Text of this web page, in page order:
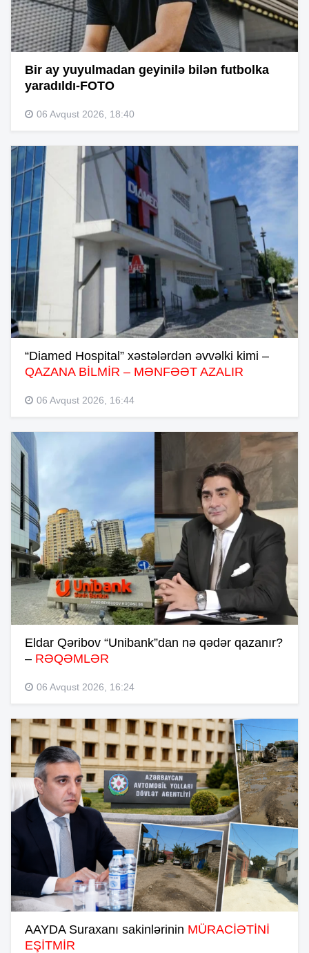
Bir ay yuyulmadan geyinilə bilən futbolka
yaradıldı-FOTO
06 Avqust 2026, 18:40
“Diamed Hospital” xəstələrdən əvvəlki kimi –
QAZANA BİLMİR – MƏNFƏƏT AZALIR
06 Avqust 2026, 16:44
Eldar Qəribov “Unibank”dan nə qədər qazanır?
– RƏQƏMLƏR
06 Avqust 2026, 16:24
AAYDA Suraxanı sakinlərinin MÜRACİƏTİNİ
EŞİTMİR